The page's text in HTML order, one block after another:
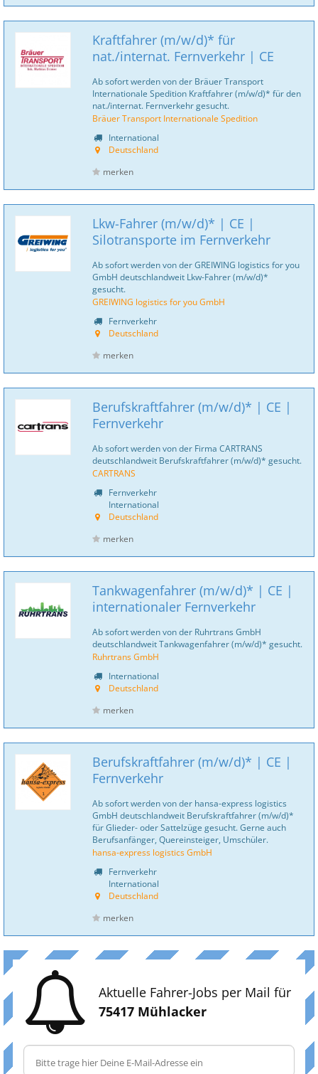
Kraftfahrer (m/w/d)* für
nat./internat. Fernverkehr | CE
Ab sofort werden von der Bräuer Transport
Internationale Spedition Kraftfahrer (m/w/d)* für den
nat./internat. Fernverkehr gesucht.
Bräuer Transport Internationale Spedition
International
Deutschland
merken
Lkw-Fahrer (m/w/d)* | CE |
Silotransporte im Fernverkehr
Ab sofort werden von der GREIWING logistics for you
GmbH deutschlandweit Lkw-Fahrer (m/w/d)*
gesucht.
GREIWING logistics for you GmbH
Fernverkehr
Deutschland
merken
Berufskraftfahrer (m/w/d)* | CE |
Fernverkehr
Ab sofort werden von der Firma CARTRANS
deutschlandweit Berufskraftfahrer (m/w/d)* gesucht.
CARTRANS
Fernverkehr
International
Deutschland
merken
Tankwagenfahrer (m/w/d)* | CE |
internationaler Fernverkehr
Ab sofort werden von der Ruhrtrans GmbH
deutschlandweit Tankwagenfahrer (m/w/d)* gesucht.
Ruhrtrans GmbH
International
Deutschland
merken
Berufskraftfahrer (m/w/d)* | CE |
Fernverkehr
Ab sofort werden von der hansa-express logistics
GmbH deutschlandweit Berufskraftfahrer (m/w/d)*
für Glieder- oder Sattelzüge gesucht. Gerne auch
Berufsanfänger, Quereinsteiger, Umschüler.
hansa-express logistics GmbH
Fernverkehr
International
Deutschland
merken
Aktuelle Fahrer-Jobs per Mail für
75417 Mühlacker